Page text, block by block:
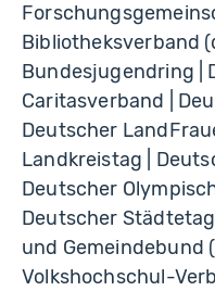
Bibliotheksverband
Bundesjugendring |
Caritasverband |
Deutscher
Landkreistag |
Deutscher
Deutscher
und Gemeindebund
Volkshochschul-